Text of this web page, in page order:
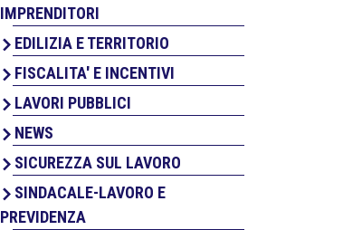
IMPRENDITORI
EDILIZIA E TERRITORIO
FISCALITA' E INCENTIVI
LAVORI PUBBLICI
NEWS
SICUREZZA SUL LAVORO
SINDACALE-LAVORO E
PREVIDENZA